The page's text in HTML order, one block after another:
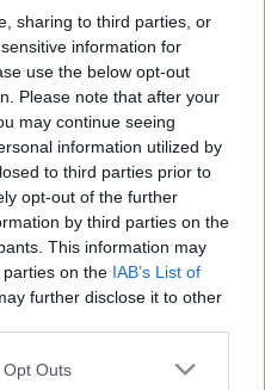
sharing to third parties, or
information for
use the below opt-out
Please note that after your
may continue seeing
information utilized by
to third parties prior to
opt-out of the further
by third parties on the
This information may
on the IAB’s List of
further disclose it to other
uses one or more Google
Outs
játéka jellemzi. Kovách
folyamatba termékeny
rendben, új
azt. Korábbi művei a
és a narratíva jelenléte, a
szobrászi alkalmazása
féle művekkel. Közös
együttese, hanem egy
szobrászati